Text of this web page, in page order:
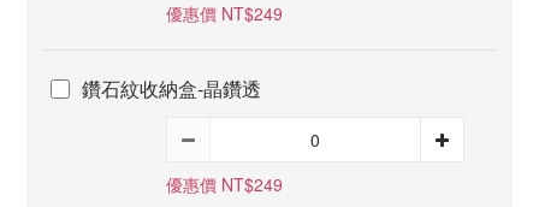
優惠價 NT$249
鑽石紋收納盒-晶鑽透
優惠價 NT$249